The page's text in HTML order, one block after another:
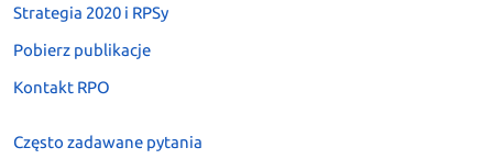
Strategia 2020 i RPSy
Pobierz publikacje
Kontakt RPO
Często zadawane pytania